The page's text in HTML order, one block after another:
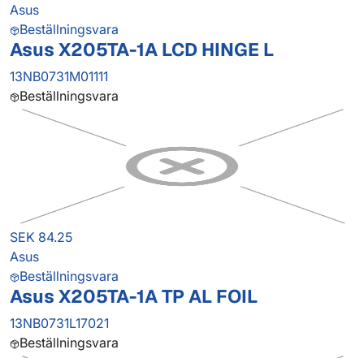
Asus
Beställningsvara
Asus X205TA-1A LCD HINGE L
13NB0731M01111
Beställningsvara
SEK 84.25
Asus
Beställningsvara
Asus X205TA-1A TP AL FOIL
13NB0731L17021
Beställningsvara